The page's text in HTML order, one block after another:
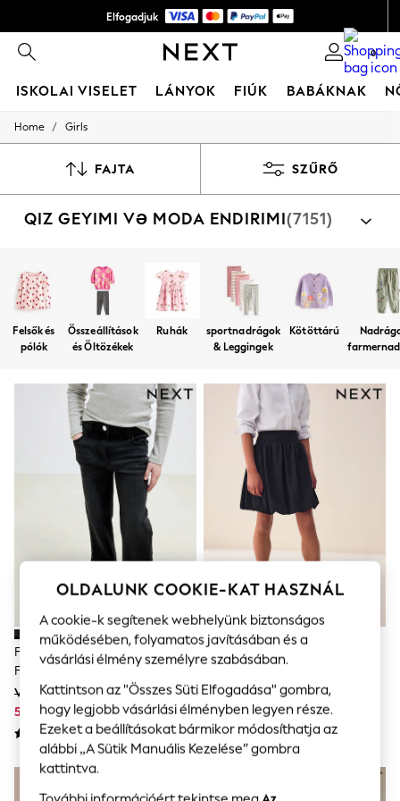
Elfogadjuk
Szerezz 4,500 FT-t le
első alkalmazásrendelésed*
0
ISKOLAI VISELET LÁNYOK FIÚK BABÁKNAK
SCHOOLWEAR
Shoes
Shirts
Coats & Jackets
Underwear
Socks
Multipacks
All Boys Sport & Swimwear
Trainers & Pumps
Tops
Shorts
Joggers
adidas
Nike
All Girls Schoolwear
Shoes
Dresses
Trousers
Skirts
Shirts
Sweatshirts
Coats & Jackets
Underwear
Socks & Tights
Multipacks
All Girls Sports & Swimwear
Trainers & Pumps
Swimwear
Tops
Leggings
Shorts
Joggers
Home / Girls
FAJTA SZŰRŐ
QIZ GEYIMI VƏ MODA ENDIRIMI(7151)
Felsők és
pólók
Összeállítások
és Öltözékek
Ruhák
sportnadrágok
& Leggingek
Kötöttárú
Faszén Szürke - Flare
Farmernadrág (3-16év)
Volt 9 574 Ft - 12 566 Ft
5 265 Ft - 6 911 Ft
Fekete - Felhúzható, Sztreccs,
Szoknya (3-17év)
Volt 7 180 Ft - 11 967 Ft
3 949 Ft - 6 581 Ft
OLDALUNK COOKIE-KAT HASZNÁL
A cookie-k segítenek webhelyünk biztonságos
működésében, folyamatos javításában és a
vásárlási élmény személyre szabásában.
Kattintson az "Összes Süti Elfogadása" gombra,
hogy legjobb vásárlási élményben legyen része.
Ezeket a beállításokat bármikor módosíthatja az
alábbi „A Sütik Manuális Kezelése” gombra
kattintva.